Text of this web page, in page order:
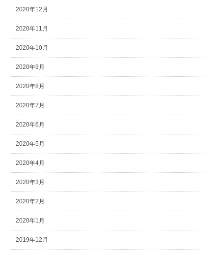
2020年12月
2020年11月
2020年10月
2020年9月
2020年8月
2020年7月
2020年6月
2020年5月
2020年4月
2020年3月
2020年2月
2020年1月
2019年12月